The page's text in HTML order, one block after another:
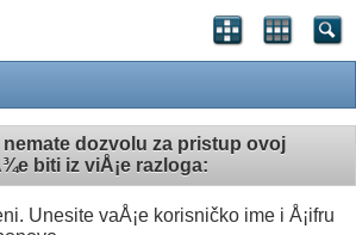
dozvolu za pristup ovoj
biti iz viÅ¡e razloga:
Unesite vaÅ¡e korisničko ime i Å¡ifru